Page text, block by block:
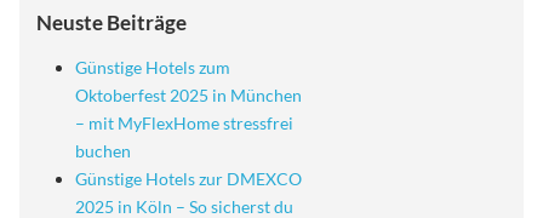
Neuste Beiträge
Günstige Hotels zum
Oktoberfest 2025 in München
– mit MyFlexHome stressfrei
buchen
Günstige Hotels zur DMEXCO
2025 in Köln – So sicherst du